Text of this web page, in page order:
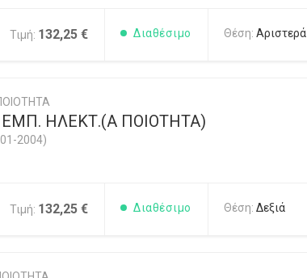
Τιμή: 132,25 € Διαθέσιμο Θέση: Αριστερά
ΗΛΕΚΤ.(Α ΠΟΙΟΤΗΤΑ)
2004)
Τιμή: 132,25 € Διαθέσιμο Θέση: Δεξιά